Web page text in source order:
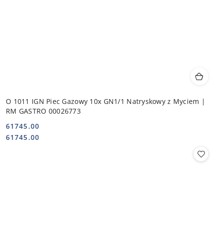
O 1011 IGN Piec Gazowy 10x GN1/1 Natryskowy z Myciem |
RM GASTRO 00026773
Cena:
61745.00
Cena:
61745.00